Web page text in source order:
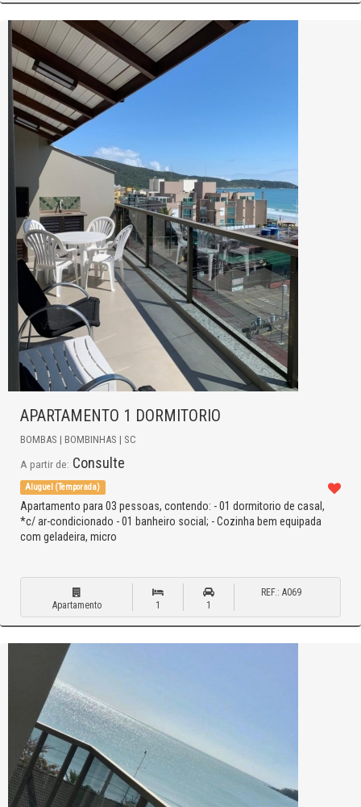
APARTAMENTO 1 DORMITORIO
BOMBAS | BOMBINHAS | SC
A partir de: Consulte
Aluguel (Temporada)
Apartamento para 03 pessoas, contendo: - 01 dormitorio de casal,
*c/ ar-condicionado - 01 banheiro social; - Cozinha bem equipada
com geladeira, micro
Apartamento 1 1
REF.: A069